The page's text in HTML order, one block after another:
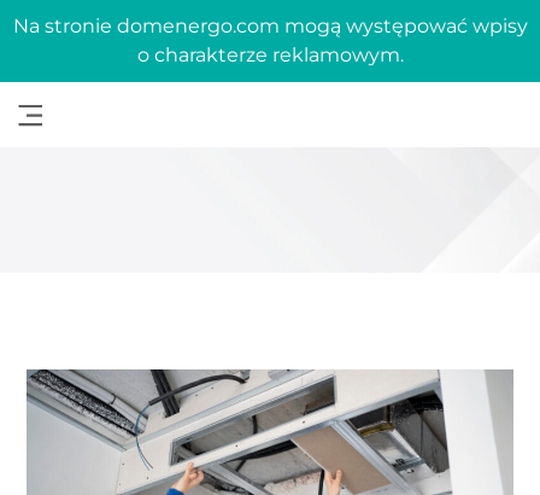
Na stronie domenergo.com mogą występować wpisy
o charakterze reklamowym.